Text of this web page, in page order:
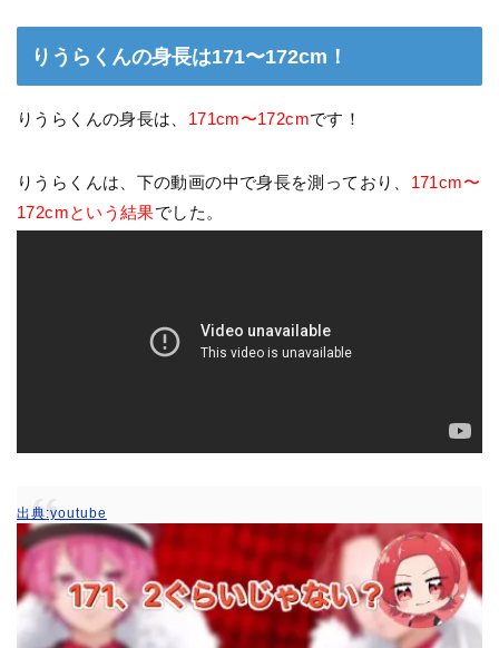
りうらくんの身長は171〜172cm！
りうらくんの身長は、 171cm〜172cmです！
りうらくんは、下の動画の中で身長を測っており、 171cm〜
172cmという結果でした。
出典:youtube